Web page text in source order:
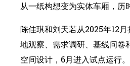
从一纸构想变为实体车厢，历
陈佳琪和刘天若从2025年12
地观察、需求调研、基线问卷
空间设计，6月进入试点运行。